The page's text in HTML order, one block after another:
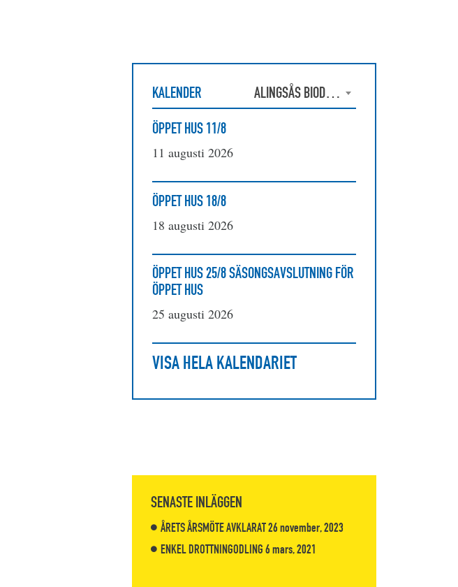
KALENDER
ALINGSÅS BIODLAREFÖRENING
ÖPPET HUS 11/8
11 augusti 2026
ÖPPET HUS 18/8
18 augusti 2026
ÖPPET HUS 25/8 SÄSONGSAVSLUTNING FÖR
ÖPPET HUS
25 augusti 2026
VISA HELA KALENDARIET
SENASTE INLÄGGEN
ÅRETS ÅRSMÖTE AVKLARAT26 november, 2023
ENKEL DROTTNINGODLING6 mars, 2021